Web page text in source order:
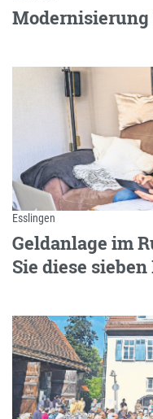
Modernisierung
Esslingen
Geldanlage im
Sie diese